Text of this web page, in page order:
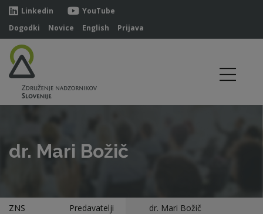
Linkedin
YouTube
Dogodki
Novice English Prijava
dr. Mari Božič
ZNS Predavatelji dr. Mari Božič